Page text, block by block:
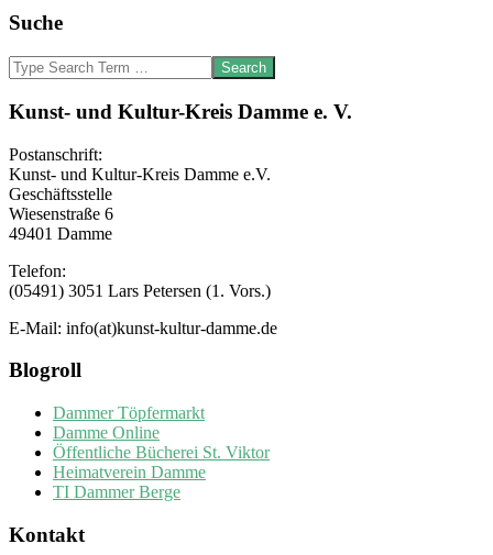
Suche
Search
Kunst- und Kultur-Kreis Damme e. V.
Postanschrift:
Kunst- und Kultur-Kreis Damme e.V.
Geschäftsstelle
Wiesenstraße 6
49401 Damme
Telefon:
(05491) 3051 Lars Petersen (1. Vors.)
E-Mail: info(at)kunst-kultur-damme.de
Blogroll
Dammer Töpfermarkt
Damme Online
Öffentliche Bücherei St. Viktor
Heimatverein Damme
TI Dammer Berge
Kontakt